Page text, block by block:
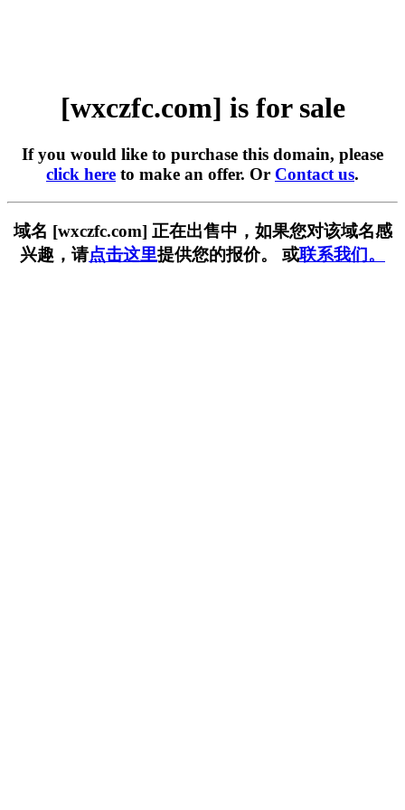
[wxczfc.com] is for sale
If you would like to purchase this domain, please
click here to make an offer. Or Contact us.
域名 [wxczfc.com] 正在出售中，如果您对该域名感
兴趣，请点击这里提供您的报价。 或联系我们。